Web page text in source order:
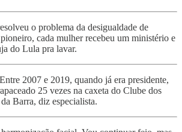
o problema da desigualdade de
cada mulher recebeu um ministério e
do Lula pra lavar.
2007 e 2019, quando já era presidente,
25 vezes na caxeta do Clube dos
Barra, diz especialista.